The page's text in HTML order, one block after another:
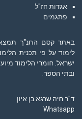
אגדות חז"ל
פתגמים
באתר קסם התנ"ך תמצאו
לימוד על פי תכנית
ישראל. חומרי הלימוד
ובתי הספר.
ד"ר חיה שרגא בן איון
Whatsapp